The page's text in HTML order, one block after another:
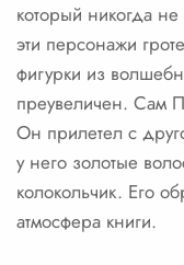
который никогда
эти персонажи
фигурки из
преувеличен. Сам
Он прилетел с
у него золотые
колокольчик. Его
атмосфера книги.